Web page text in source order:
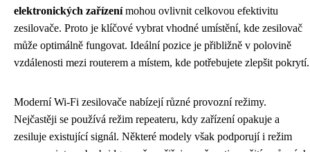
elektronických zařízenímohou ovlivnit celkovou efektivitu
zesilovače. Proto je klíčové vybrat vhodné umístění, kde zesilovač
může optimálně fungovat. Ideální pozice je přibližně v polovině
vzdálenosti mezi routerem a místem, kde potřebujete zlepšit pokrytí.
Moderní Wi-Fi zesilovače nabízejí různé provozní režimy.
Nejčastěji se používá režim repeateru, kdy zařízení opakuje a
zesiluje existující signál. Některé modely však podporují i režim